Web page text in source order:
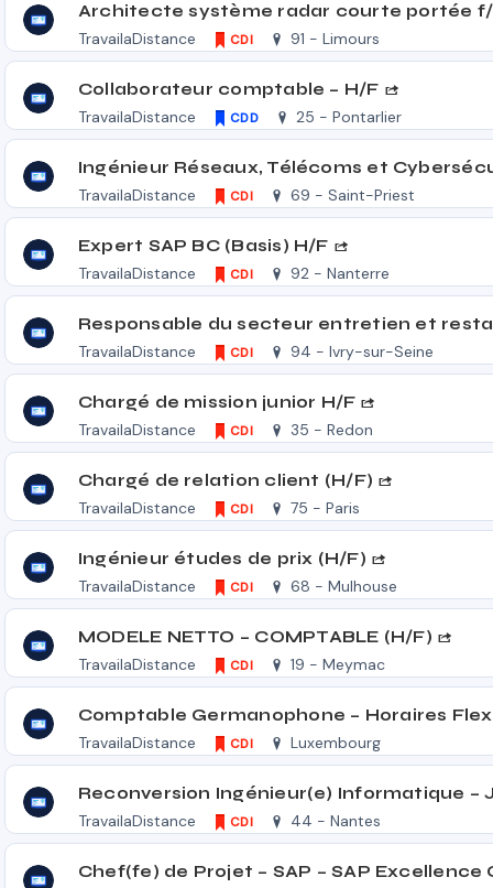
Architecte système radar courte portée
TravailaDistance
CDI 91 - Limours
Collaborateur comptable – H/F
TravailaDistance
CDD 25 - Pontarlier
TravailaDistance CDI 69 - Saint-Priest
Expert SAP BC (Basis) H/F
TravailaDistance
CDI 92 - Nanterre
TravailaDistance CDI 94 - Ivry-sur-Seine
Chargé de mission junior H/F
TravailaDistance
CDI 35 - Redon
Chargé de relation client (H/F)
TravailaDistance
CDI 75 - Paris
Ingénieur études de prix (H/F)
TravailaDistance
CDI 68 - Mulhouse
MODELE NETTO – COMPTABLE (H/F)
TravailaDistance
CDI 19 - Meymac
TravailaDistance CDI Luxembourg
TravailaDistance CDI 44 - Nantes